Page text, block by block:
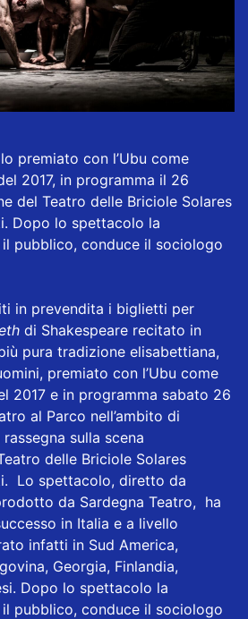
premiato con l’Ubu come
2017, in programma il 26
del Teatro delle Briciole Solares
Dopo lo spettacolo la
pubblico, conduce il sociologo
in prevendita i biglietti per
di Shakespeare recitato in
pura tradizione elisabettiana,
premiato con l’Ubu come
2017 e in programma sabato 26
al Parco nell’ambito di
sulla scena
delle Briciole Solares
Lo spettacolo, diretto da
da Sardegna Teatro, ha
in Italia e a livello
infatti in Sud America,
Georgia, Finlandia,
Dopo lo spettacolo la
pubblico, conduce il sociologo